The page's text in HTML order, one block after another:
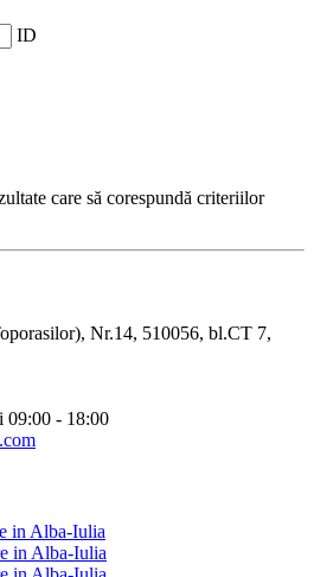
ID
care să corespundă criteriilor
Nr.14, 510056, bl.CT 7,
09:00 - 18:00
in Alba-Iulia
in Alba-Iulia